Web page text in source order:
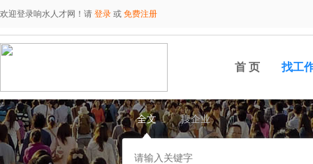
欢迎登录响水人才网！请 登录 或 免费注册
首 页 找工
全文 搜企业